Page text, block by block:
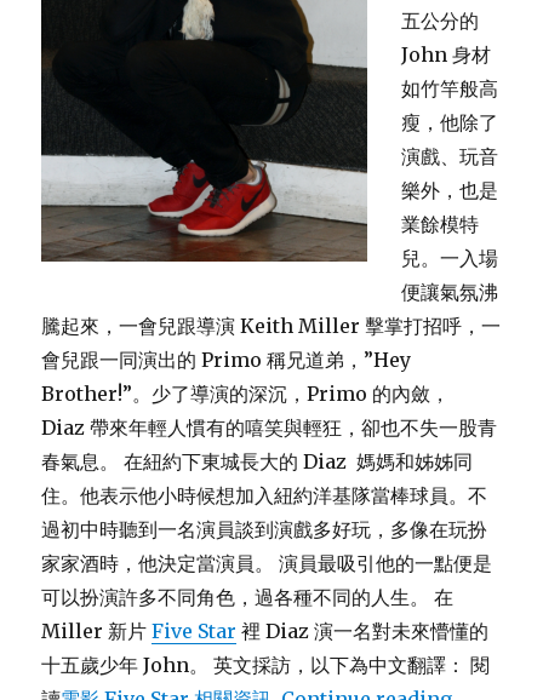
五公分的
John 身材
如竹竿般高
瘦，他除了
演戲、玩音
樂外，也是
業餘模特
兒。一入場
便讓氣氛沸
騰起來，一會兒跟導演 Keith Miller 擊掌打招呼，一
會兒跟一同演出的 Primo 稱兄道弟，”Hey
Brother!”。少了導演的深沉，Primo 的內斂，
Diaz 帶來年輕人慣有的嘻笑與輕狂，卻也不失一股青
春氣息。 在紐約下東城長大的 Diaz 媽媽和姊姊同
住。他表示他小時候想加入紐約洋基隊當棒球員。不
過初中時聽到一名演員談到演戲多好玩，多像在玩扮
家家酒時，他決定當演員。 演員最吸引他的一點便是
可以扮演許多不同角色，過各種不同的人生。 在
Miller 新片Five Star 裡 Diaz 演一名對未來懵懂的
十五歲少年 John。 英文採訪，以下為中文翻譯： 閱